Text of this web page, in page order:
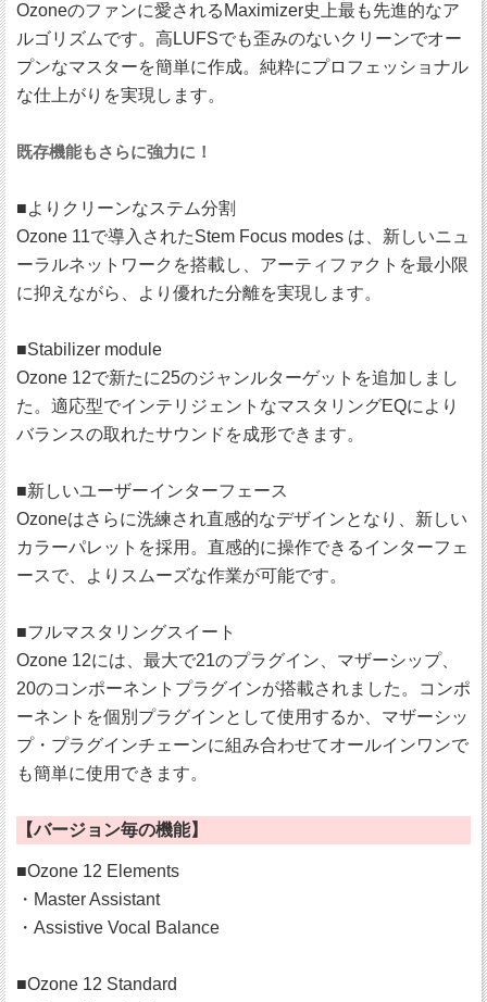
Ozoneのファンに愛されるMaximizer史上最も先進的なア
ルゴリズムです。高LUFSでも歪みのないクリーンでオー
プンなマスターを簡単に作成。純粋にプロフェッショナル
な仕上がりを実現します。
既存機能もさらに強力に！
■よりクリーンなステム分割
Ozone 11で導入されたStem Focus modes は、新しいニュ
ーラルネットワークを搭載し、アーティファクトを最小限
に抑えながら、より優れた分離を実現します。
■Stabilizer module
Ozone 12で新たに25のジャンルターゲットを追加しまし
た。適応型でインテリジェントなマスタリングEQにより
バランスの取れたサウンドを成形できます。
■新しいユーザーインターフェース
Ozoneはさらに洗練され直感的なデザインとなり、新しい
カラーパレットを採用。直感的に操作できるインターフェ
ースで、よりスムーズな作業が可能です。
■フルマスタリングスイート
Ozone 12には、最大で21のプラグイン、マザーシップ、
20のコンポーネントプラグインが搭載されました。コンポ
ーネントを個別プラグインとして使用するか、マザーシッ
プ・プラグインチェーンに組み合わせてオールインワンで
も簡単に使用できます。
【バージョン毎の機能】
■Ozone 12 Elements
・Master Assistant
・Assistive Vocal Balance
■Ozone 12 Standard